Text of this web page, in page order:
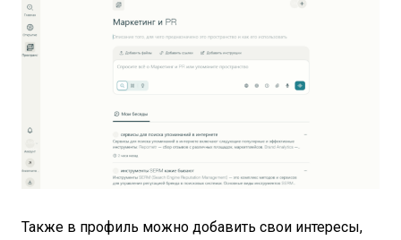
Также в профиль можно добавить свои интересы,